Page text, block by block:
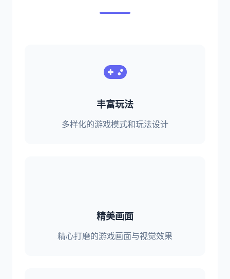
丰富玩法
多样化的游戏模式和玩法设计
精美画面
精心打磨的游戏画面与视觉效果